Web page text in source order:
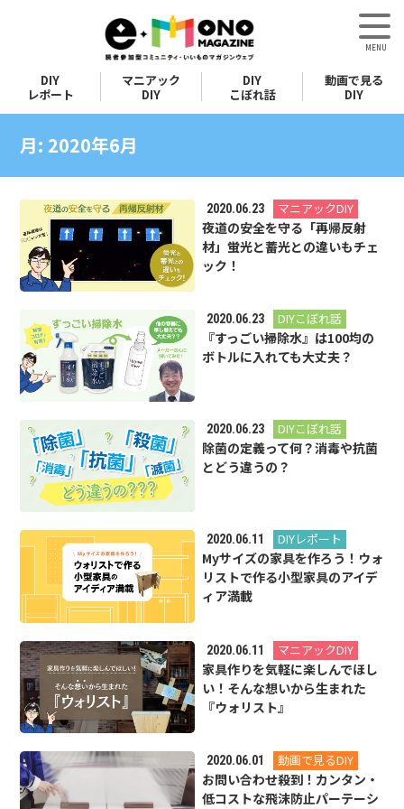
DIY
レポート
マニアック
DIY
DIY
こぼれ話
動画で見る
DIY
月: 2020年6月
2020.06.23 マニアックDIY
夜道の安全を守る「再帰反射
材」蛍光と蓄光との違いもチェ
ック！
2020.06.23 DIYこぼれ話
『すっごい掃除水』は100均の
ボトルに入れても大丈夫？
2020.06.23 DIYこぼれ話
除菌の定義って何？消毒や抗菌
とどう違うの？
2020.06.11 DIYレポート
Myサイズの家具を作ろう！ウォ
リストで作る小型家具のアイデ
ィア満載
2020.06.11 マニアックDIY
家具作りを気軽に楽しんでほし
い！そんな想いから生まれた
『ウォリスト』
2020.06.01 動画で見るDIY
お問い合わせ殺到！カンタン・
低コストな飛沫防止パーテーシ